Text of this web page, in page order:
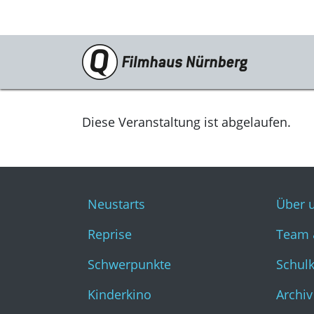
Programm
Neustarts
Kinderkino
Stummfilm
Cine International
Filmclub
Diese Veranstaltung ist abgelaufen.
Neustarts
Reprise
Schwerpunkte
Kinderkino
Über
Team
Archiv